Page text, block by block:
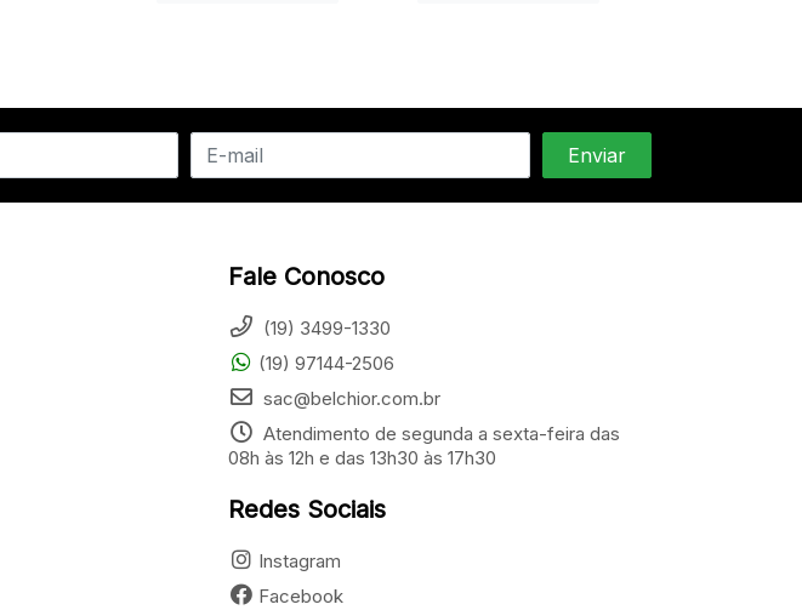
Fale Conosco
(19) 3499-1330
(19) 97144-2506
sac@belchior.com.br
Atendimento de segunda a sexta-feira das
08h às 12h e das 13h30 às 17h30
Redes Sociais
Instagram
Facebook